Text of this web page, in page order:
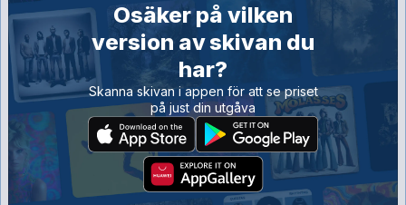
Osäker på vilken
version av skivan du
har?
Skanna skivan i appen för att se priset
på just din utgåva